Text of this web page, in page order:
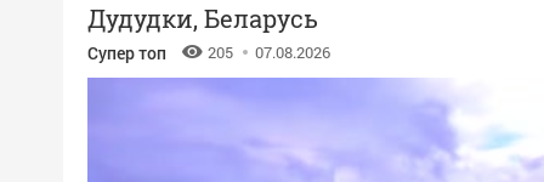
Дудудки, Беларусь
Супер топ 205 07.08.2026